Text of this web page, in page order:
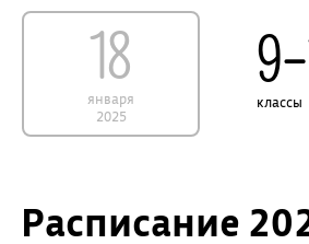
Расписание
18
января
2025
классы